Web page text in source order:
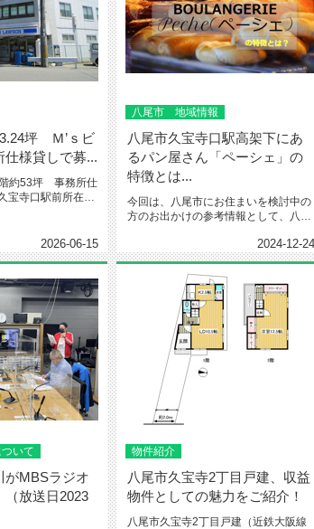
坪 Ｍ’ｓビ
様貸しで募...
約53坪 事務所仕
寺口駅前所在地
2026-06-15
八尾市 地域情報
八尾市久宝寺口駅高架下にあ
るパン屋さん「ペーシェ」の
特徴とは...
今回は、八尾市にお住まいを検討中の
方のお出かけの参考情報として、八尾
2024-12-24
いて
がMBSラジオ
（放送日2023
物件紹介
八尾市久宝寺2丁目戸建、収益
物件としての魅力をご紹介！
八尾市久宝寺2丁目戸建（近鉄大阪線